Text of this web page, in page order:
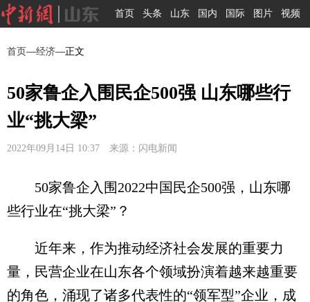
首页 头条 山东 国内 国际 图片 视频
首页—经济—正文
50家鲁企入围民企500强 山东哪些行
业“挑大梁”
2022年09月14日 10:37 来源：闪电新闻
50家鲁企入围2022中国民企500强，山东哪
些行业在“挑大梁”？
近年来，作为推动经济社会发展的重要力
量，民营企业在山东各个领域扮演着越来越重要
的角色，涌现了诸多代表性的“领军型”企业，成